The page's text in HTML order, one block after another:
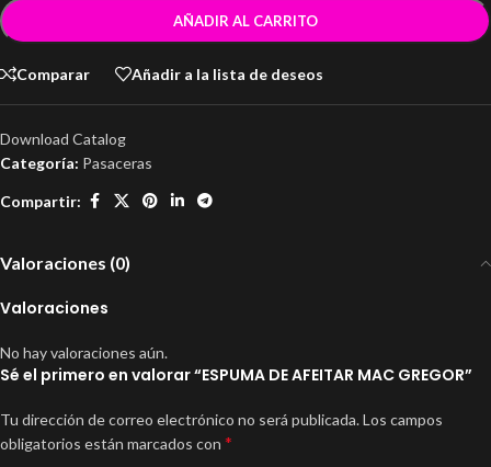
AÑADIR AL CARRITO
Comparar Añadir a la lista de deseos
Download Catalog
Categoría: Pasaceras
Compartir:
Valoraciones (0)
Valoraciones
No hay valoraciones aún.
Sé el primero en valorar “ESPUMA DE AFEITAR MAC GREGOR”
Tu dirección de correo electrónico no será publicada.Los campos
obligatorios están marcados con *